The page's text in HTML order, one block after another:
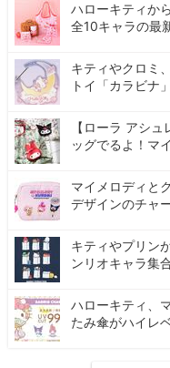
ハローキティか
全10キャラの最
キティやクロミ
トイ「カラビナ
【ローラ アシ
ッグでるよ！マ
マイメロディと
デザインのチャ
キティやプリン
ンリオキャラ集
ハローキティ、
たみ傘がハイレ